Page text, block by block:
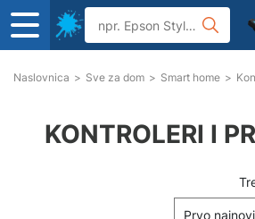
Naslovnica > Sve za dom > Smart home >
KONTROLERI I